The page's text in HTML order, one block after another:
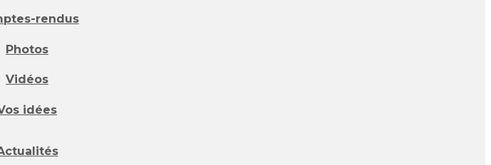
rendus
Photos
Vidéos
idées